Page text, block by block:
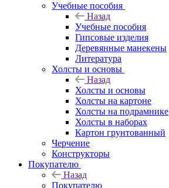
Учебные пособия
Назад
Учебные пособия
Гипсовые изделия
Деревянные манекены
Литература
Холсты и основы
Назад
Холсты и основы
Холсты на картоне
Холсты на подрамнике
Холсты в наборах
Картон грунтованный
Черчение
Конструкторы
Покупателю
Назад
Покупателю